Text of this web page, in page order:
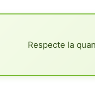
Respecte la